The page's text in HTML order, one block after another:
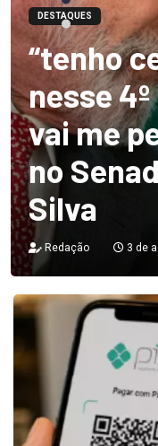
DESTAQUES
“tenho
nesse
vai me
no
Silva
Redação 3 de